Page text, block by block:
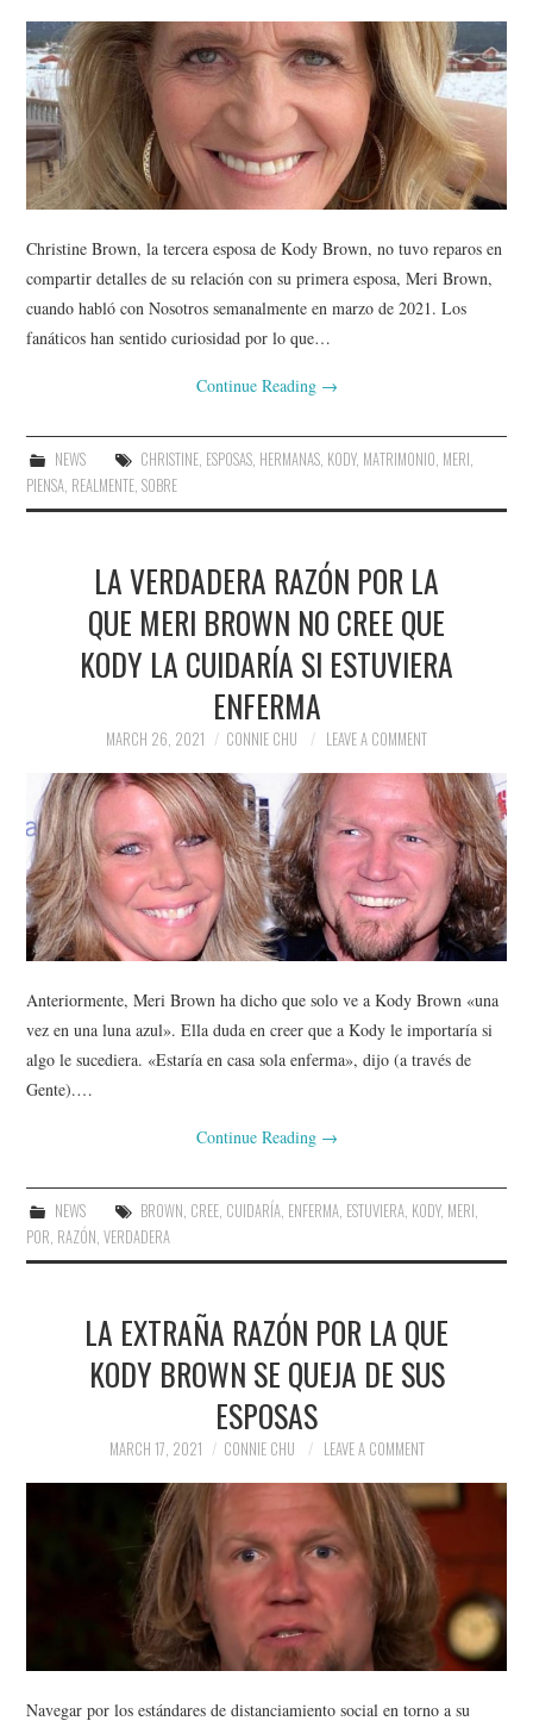
Christine Brown, la tercera esposa de Kody Brown, no tuvo reparos en
compartir detalles de su relación con su primera esposa, Meri Brown,
cuando habló con Nosotros semanalmente en marzo de 2021. Los
fanáticos han sentido curiosidad por lo que…
Continue Reading →
NEWS CHRISTINE, ESPOSAS, HERMANAS, KODY, MATRIMONIO, MERI,
PIENSA, REALMENTE,SOBRE
LA VERDADERA RAZÓN POR LA
QUE MERI BROWN NO CREE QUE
KODY LA CUIDARÍA SI ESTUVIERA
ENFERMA
MARCH 26, 2021 CONNIE CHU LEAVE A COMMENT
Anteriormente, Meri Brown ha dicho que solo ve a Kody Brown «una
vez en una luna azul». Ella duda en creer que a Kody le importaría si
algo le sucediera. «Estaría en casa sola enferma», dijo (a través de
Gente).…
Continue Reading →
NEWS BROWN, CREE, CUIDARÍA, ENFERMA, ESTUVIERA, KODY, MERI,
POR, RAZÓN,VERDADERA
LA EXTRAÑA RAZÓN POR LA QUE
KODY BROWN SE QUEJA DE SUS
ESPOSAS
MARCH 17, 2021 CONNIE CHU LEAVE A COMMENT
Navegar por los estándares de distanciamiento social en torno a su